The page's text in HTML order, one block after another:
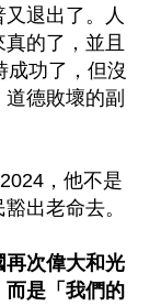
退出了。人
的了，並且
成功了，但沒
德敗壞的副
，他不是
出老命去。
再次偉大和光
而是「我們的